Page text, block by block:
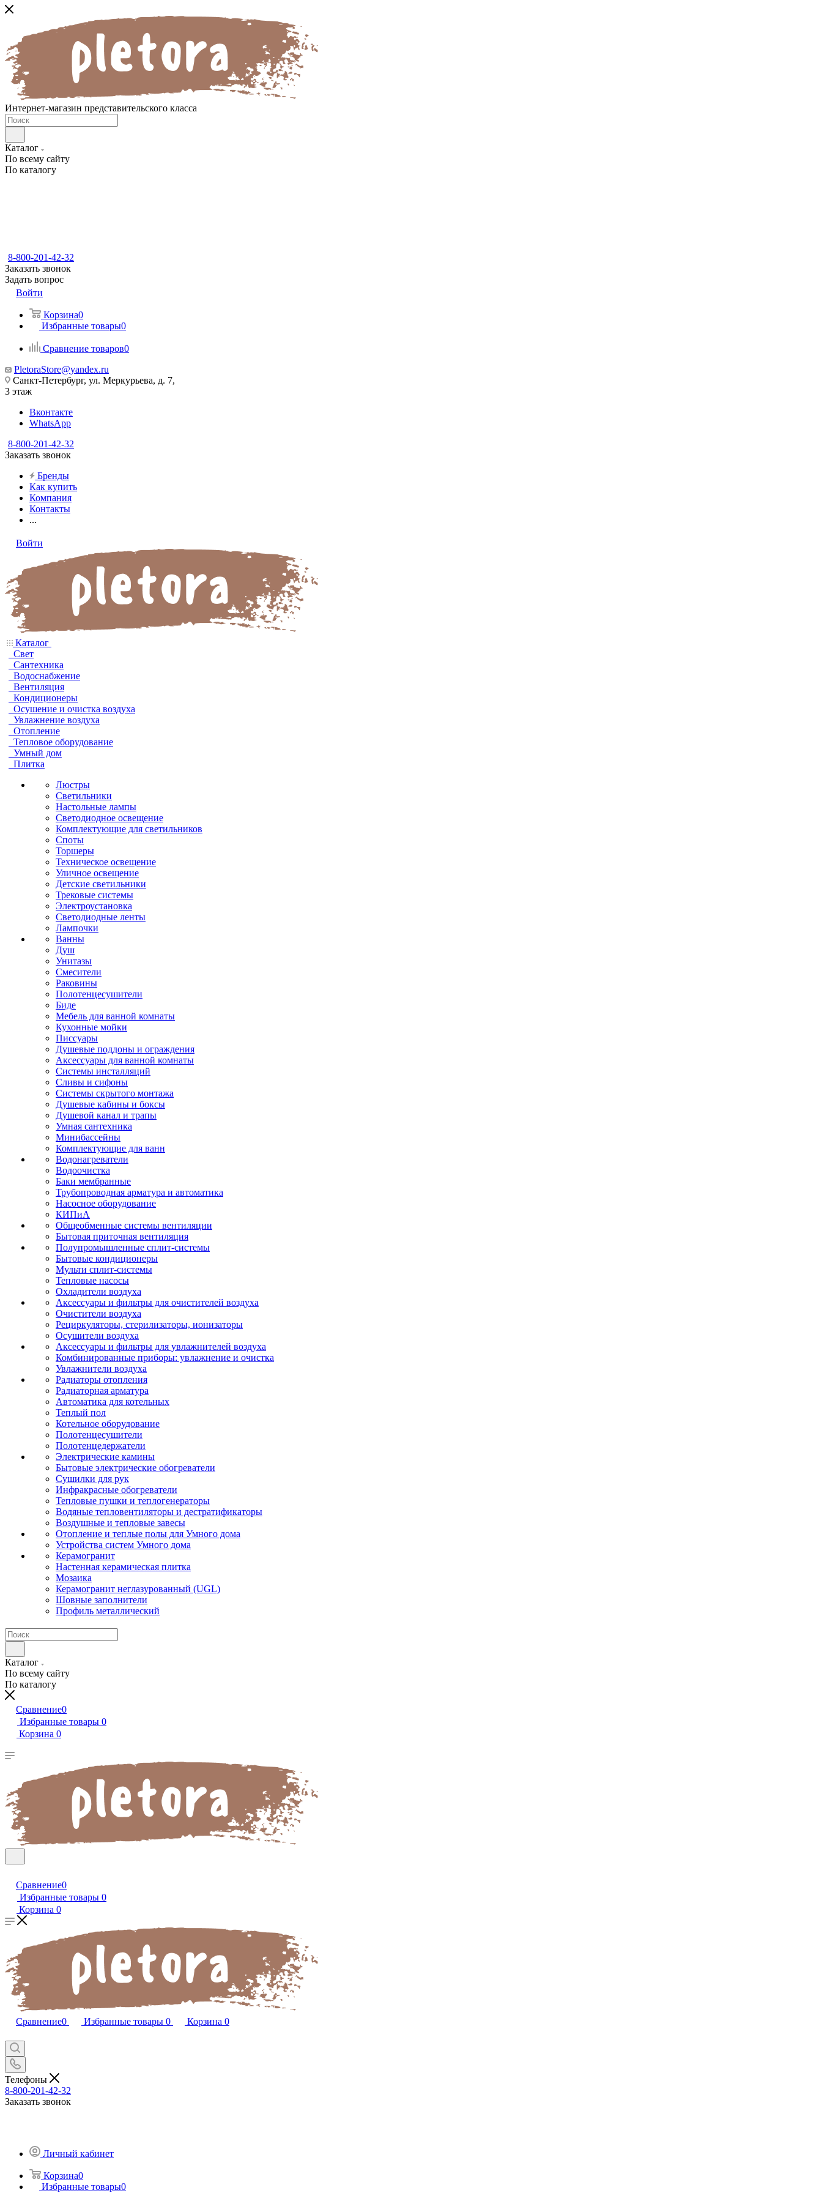
Интернет-магазин представительского класса
Каталог
По всему сайту
По каталогу
8-800-201-42-32
Заказать звонок
Задать вопрос
Войти
Корзина0
Избранные товары0
Сравнение товаров0
PletoraStore@yandex.ru
Санкт-Петербург, ул. Меркурьева, д. 7,
3 этаж
Вконтакте
WhatsApp
8-800-201-42-32
Заказать звонок
Бренды
Как купить
Компания
Контакты
...
Войти
Каталог
Свет
Сантехника
Водоснабжение
Вентиляция
Кондиционеры
Осушение и очистка воздуха
Увлажнение воздуха
Отопление
Тепловое оборудование
Умный дом
Плитка
Люстры
Светильники
Настольные лампы
Светодиодное освещение
Комплектующие для светильников
Споты
Торшеры
Техническое освещение
Уличное освещение
Детские светильники
Трековые системы
Электроустановка
Светодиодные ленты
Лампочки
Ванны
Душ
Унитазы
Смесители
Раковины
Полотенцесушители
Биде
Мебель для ванной комнаты
Кухонные мойки
Писсуары
Душевые поддоны и ограждения
Аксессуары для ванной комнаты
Системы инсталляций
Сливы и сифоны
Системы скрытого монтажа
Душевые кабины и боксы
Душевой канал и трапы
Умная сантехника
Минибассейны
Комплектующие для ванн
Водонагреватели
Водоочистка
Баки мембранные
Трубопроводная арматура и автоматика
Насосное оборудование
КИПиА
Общеобменные системы вентиляции
Бытовая приточная вентиляция
Полупромышленные сплит-системы
Бытовые кондиционеры
Мульти сплит-системы
Тепловые насосы
Охладители воздуха
Аксессуары и фильтры для очистителей воздуха
Очистители воздуха
Рециркуляторы, стерилизаторы, ионизаторы
Осушители воздуха
Аксессуары и фильтры для увлажнителей воздуха
Комбинированные приборы: увлажнение и очистка
Увлажнители воздуха
Радиаторы отопления
Радиаторная арматура
Автоматика для котельных
Теплый пол
Котельное оборудование
Полотенцесушители
Полотенцедержатели
Электрические камины
Бытовые электрические обогреватели
Сушилки для рук
Инфракрасные обогреватели
Тепловые пушки и теплогенераторы
Водяные тепловентиляторы и дестратификаторы
Воздушные и тепловые завесы
Отопление и теплые полы для Умного дома
Устройства систем Умного дома
Керамогранит
Настенная керамическая плитка
Мозаика
Керамогранит неглазурованный (UGL)
Шовные заполнители
Профиль металлический
Каталог
По всему сайту
По каталогу
Сравнение0
Избранные товары 0
Корзина 0
Сравнение0
Избранные товары 0
Корзина 0
Сравнение0 Избранные товары 0 Корзина 0
Телефоны
8-800-201-42-32
Заказать звонок
Личный кабинет
Корзина0
Избранные товары0